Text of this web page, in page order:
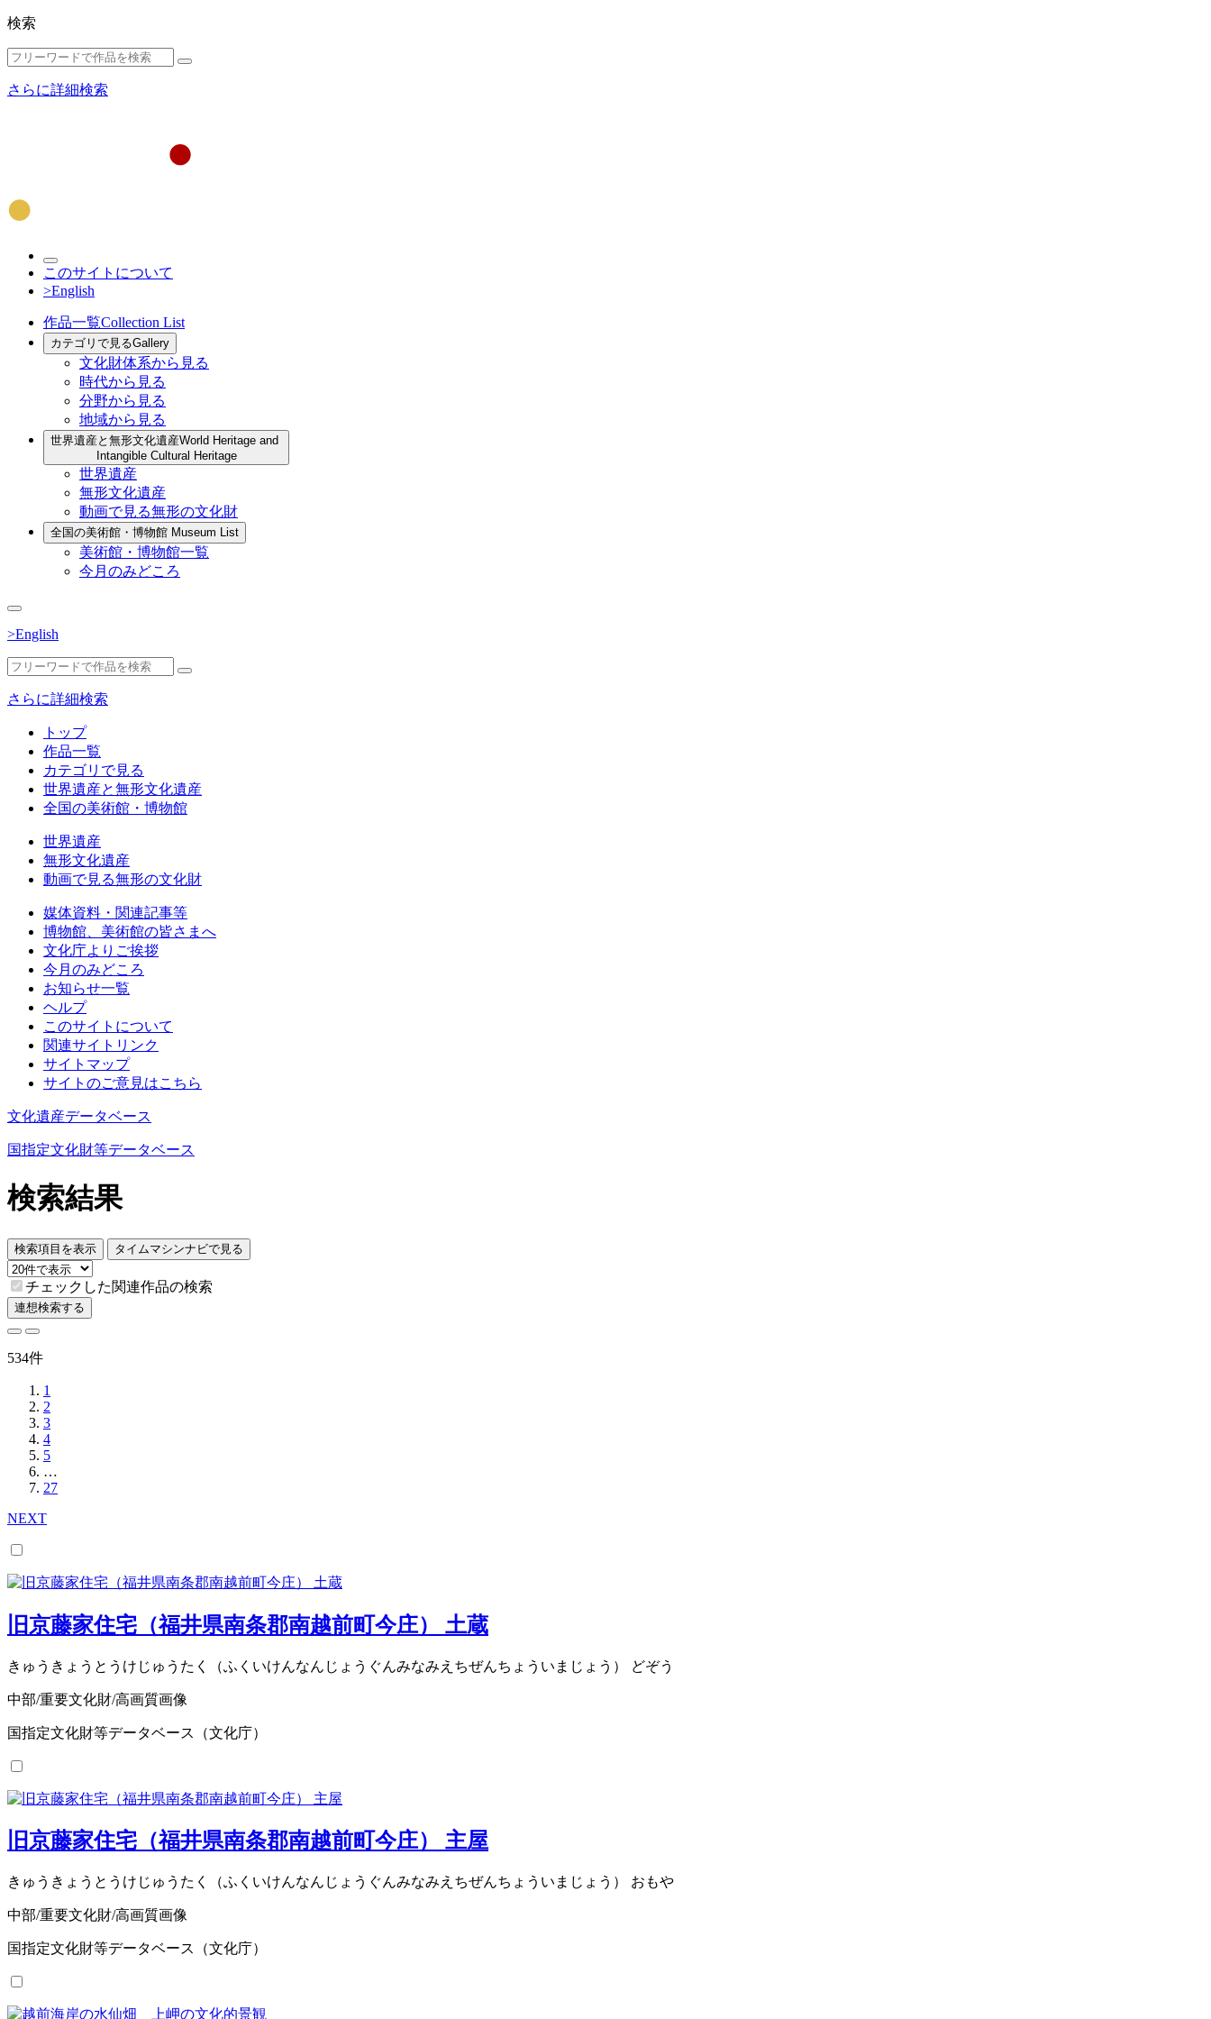
検索
さらに詳細検索
このサイトについて
>English
作品一覧Collection List
カテゴリで見るGallery
文化財体系から見る
時代から見る
分野から見る
地域から見る
世界遺産と無形文化遺産World Heritage and
Intangible Cultural Heritage
世界遺産
無形文化遺産
動画で見る無形の文化財
全国の美術館・博物館 Museum List
美術館・博物館一覧
今月のみどころ
>English
さらに詳細検索
トップ
作品一覧
カテゴリで見る
世界遺産と無形文化遺産
全国の美術館・博物館
世界遺産
無形文化遺産
動画で見る無形の文化財
媒体資料・関連記事等
博物館、美術館の皆さまへ
文化庁よりご挨拶
今月のみどころ
お知らせ一覧
ヘルプ
このサイトについて
関連サイトリンク
サイトマップ
サイトのご意見はこちら
文化遺産データベース
国指定文化財等データベース
検索結果
検索項目を表示 タイムマシンナビで見る
チェックした関連作品の検索
連想検索する
534件
1
2
3
4
5
…
27
NEXT
旧京藤家住宅（福井県南条郡南越前町今庄） 土蔵
きゅうきょうとうけじゅうたく（ふくいけんなんじょうぐんみなみえちぜんちょういまじょう） どぞう
中部/重要文化財/高画質画像
国指定文化財等データベース（文化庁）
旧京藤家住宅（福井県南条郡南越前町今庄） 主屋
きゅうきょうとうけじゅうたく（ふくいけんなんじょうぐんみなみえちぜんちょういまじょう） おもや
中部/重要文化財/高画質画像
国指定文化財等データベース（文化庁）